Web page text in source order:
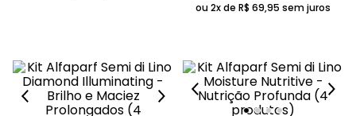
ou 2x de R$ 69,95 sem juros